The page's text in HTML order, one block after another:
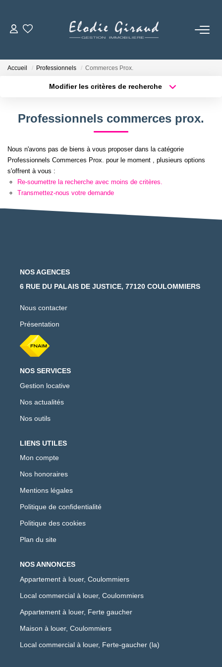
Accueil Professionnels Commerces Prox.
Modifier les critères de recherche
Plus de critères Créer une alerte
Professionnels commerces prox.
Nous n'avons pas de biens à vous proposer dans la catégorie
Professionnels Commerces Prox. pour le moment , plusieurs options
s'offrent à vous :
Re-soumettre la recherche avec moins de critères.
Transmettez-nous votre demande
NOS AGENCES
6 RUE DU PALAIS DE JUSTICE, 77120 COULOMMIERS
Nous contacter
Présentation
NOS SERVICES
Gestion locative
Nos actualités
Nos outils
LIENS UTILES
Mon compte
Nos honoraires
Mentions légales
Politique de confidentialité
Politique des cookies
Plan du site
NOS ANNONCES
Appartement à louer, Coulommiers
Local commercial à louer, Coulommiers
Appartement à louer, Ferte gaucher
Maison à louer, Coulommiers
Local commercial à louer, Ferte-gaucher (la)